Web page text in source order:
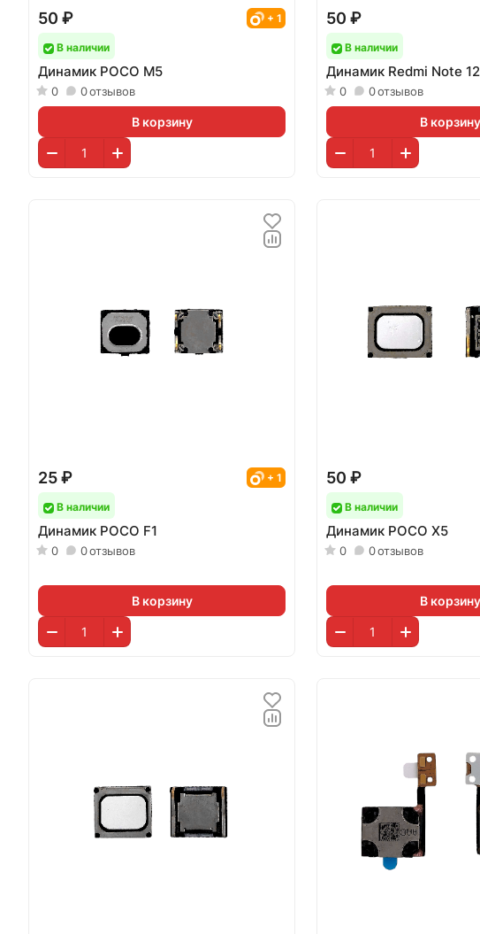
50 ₽ + 1
В наличии
Динамик POCO M5
0 0отзывов
В корзину
50 ₽
В наличии
Динамик Redmi Note 12
0 0отзывов
В корзину
25 ₽ + 1
В наличии
Динамик POCO F1
0 0отзывов
В корзину
50 ₽
В наличии
Динамик POCO X5
0 0отзывов
В корзину